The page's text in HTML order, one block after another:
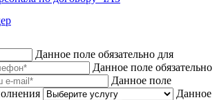
Данное поле обязательно для
Данное поле обязательно
Данное поле
Данное